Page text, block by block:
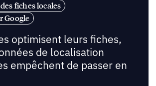
fiches locales
Google
optimisent leurs fiches,
de localisation
empêchent de passer en